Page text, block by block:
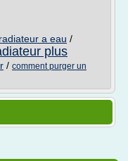
a eau /
plus
/ comment purger un